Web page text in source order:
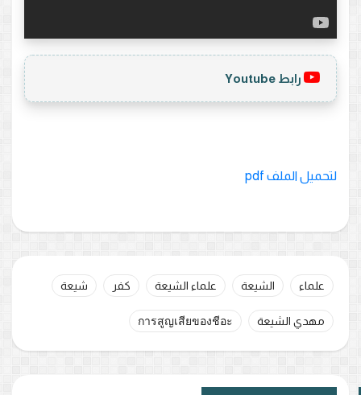
رابط Youtube
لتحميل الملف pdf
علماء الشيعة علماء الشيعة كفر شيعة
مهدي الشيعة การสูญเสียของชีอะ